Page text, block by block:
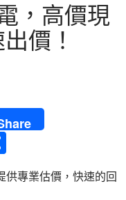
，高價現
價！
享
供專業估價，快速的回